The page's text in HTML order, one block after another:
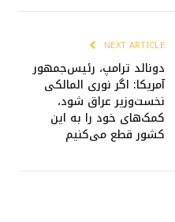
NEXT ARTICLE
دونالد ترامپ، رئیس‌جمهور
آمریکا: اگر نوری المالکی
نخست‌وزیر عراق شود،
کمک‌های خود را به این
کشور قطع می‌کنیم